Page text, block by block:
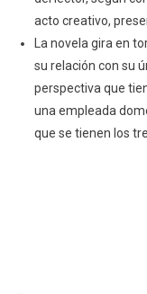
acto creativo,
La novela gira en
su relación con su
perspectiva que
una empleada
que se tienen los